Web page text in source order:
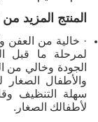
المنتج المزيد من
· خالية من العفن
لمرحلة ما قبل
الجودة وخالي من
والأطفال الصغار
سهلة التنظيف
لأطفالك الصغار.